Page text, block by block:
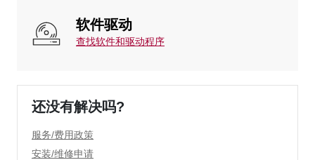
软件驱动
查找软件和驱动程序
还没有解决吗?
服务/费用政策
安装/维修申请